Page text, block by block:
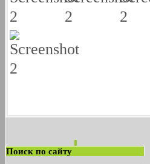
Поиск по сайту